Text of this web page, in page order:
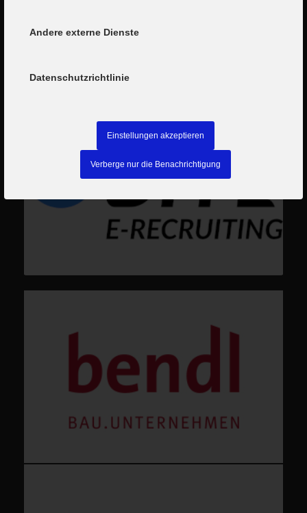
Andere externe Dienste
Datenschutzrichtlinie
Einstellungen akzeptieren
Verberge nur die Benachrichtigung